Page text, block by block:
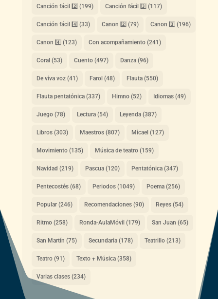
Canción fácil 2️⃣ (199) Canción fácil 3️⃣ (117)
Canción fácil 4️⃣ (33) Canon 2️⃣ (79) Canon 3️⃣ (196)
Canon 4️⃣ (123) Con acompañamiento(241)
Coral (53) Cuento(497) Danza(96)
De viva voz(41) Farol (48) Flauta(550)
Flauta pentatónica(337) Himno(52) Idiomas(49)
Juego(78) Lectura(54) Leyenda(387)
Libros(303) Maestros(807) Micael (127)
Movimiento(135) Música de teatro(159)
Navidad (219) Pascua(120) Pentatónica(347)
Pentecostés(68) Periodos(1049) Poema(256)
Popular(246) Recomendaciones(90) Reyes(54)
Ritmo(258) Ronda-AulaMóvil (179) San Juan (65)
San Martín (75) Secundaria(178) Teatrillo(213)
Teatro(91) Texto + Música(358)
Varias clases(234)